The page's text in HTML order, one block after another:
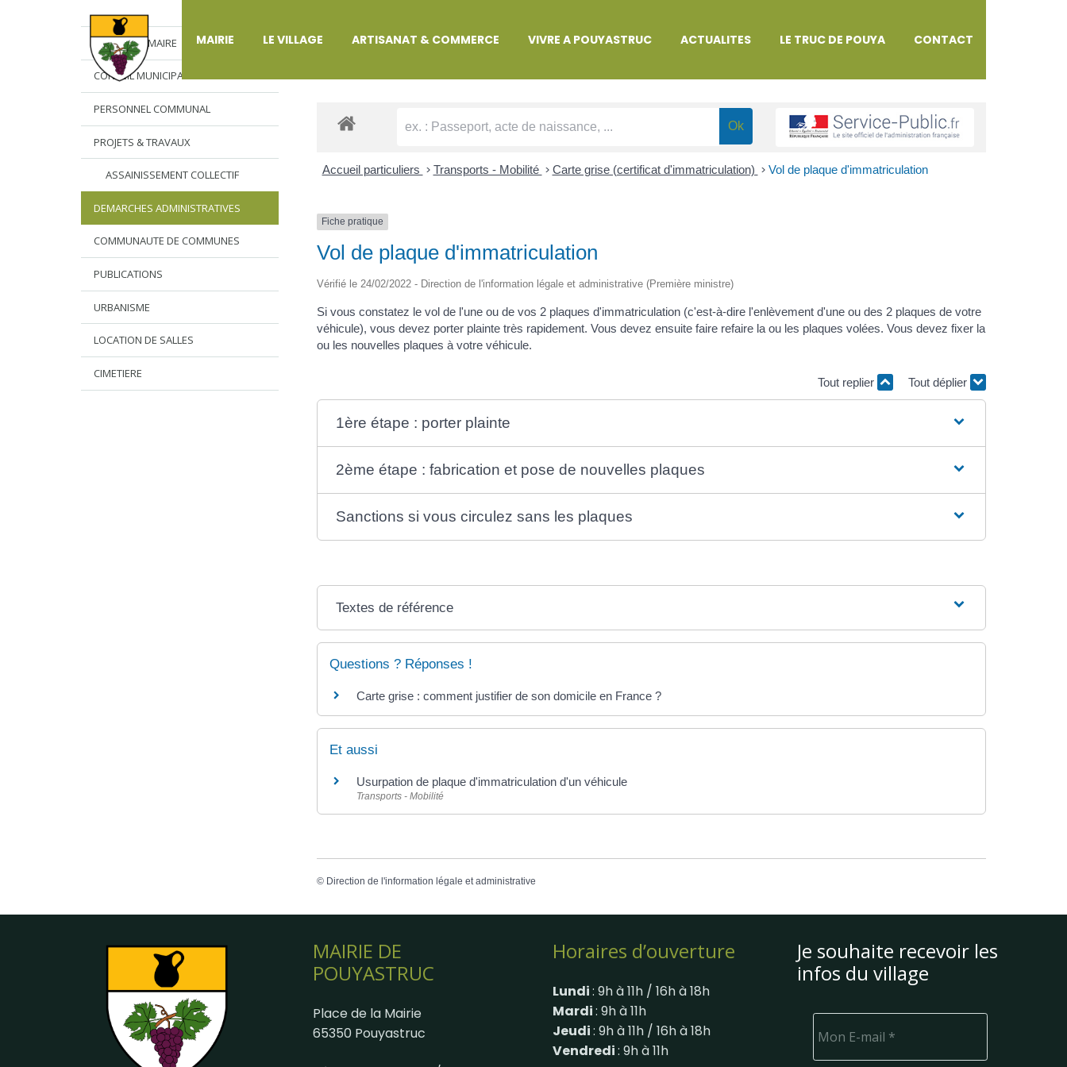
MAIRIE LE VILLAGE ARTISANAT & COMMERCE VIVRE A POUYASTRUC ACTUALITES LE TRUC DE POUYA CONTACT
L’EDITO DU MAIRE
CONSEIL MUNICIPAL
PERSONNEL COMMUNAL
PROJETS & TRAVAUX
ASSAINISSEMENT COLLECTIF
DEMARCHES ADMINISTRATIVES
COMMUNAUTE DE COMMUNES
PUBLICATIONS
URBANISME
LOCATION DE SALLES
CIMETIERE
DÉMARCHES ADMINISTRATIVES
Accueil particuliers > Transports - Mobilité > Carte grise (certificat d'immatriculation) > Vol de plaque d'immatriculation
Fiche pratique
Vol de plaque d'immatriculation
Vérifié le 24/02/2022 - Direction de l'information légale et administrative (Première ministre)
Si vous constatez le vol de l'une ou de vos 2 plaques d'immatriculation (c'est-à-dire l'enlèvement d'une ou des 2 plaques de votre
véhicule), vous devez porter plainte très rapidement. Vous devez ensuite faire refaire la ou les plaques volées. Vous devez fixer la
ou les nouvelles plaques à votre véhicule.
Tout replier Tout déplier
1ère étape : porter plainte
2ème étape : fabrication et pose de nouvelles plaques
Sanctions si vous circulez sans les plaques
Textes de référence
Questions ? Réponses !
Carte grise : comment justifier de son domicile en France ?
Et aussi
Usurpation de plaque d'immatriculation d'un véhicule
Transports - Mobilité
© Direction de l'information légale et administrative
MAIRIE DE
POUYASTRUC
Place de la Mairie
65350 Pouyastruc
Horaires d’ouverture
Lundi: 9h à 11h / 16h à 18h
Mardi: 9h à 11h
Jeudi: 9h à 11h / 16h à 18h
Vendredi: 9h à 11h
Je souhaite recevoir les
infos du village